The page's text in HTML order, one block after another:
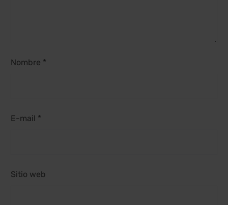
Nombre *
E-mail *
Sitio web